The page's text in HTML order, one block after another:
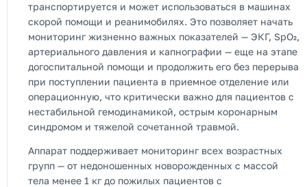
транспортируется и может использоваться в машинах
скорой помощи и реанимобилях. Это позволяет начать
мониторинг жизненно важных показателей — ЭКГ, SpO₂,
артериального давления и капнографии — еще на этапе
догоспитальной помощи и продолжить его без перерыва
при поступлении пациента в приемное отделение или
операционную, что критически важно для пациентов с
нестабильной гемодинамикой, острым коронарным
синдромом и тяжелой сочетанной травмой.
Аппарат поддерживает мониторинг всех возрастных
групп — от недоношенных новорожденных с массой
тела менее 1 кг до пожилых пациентов с